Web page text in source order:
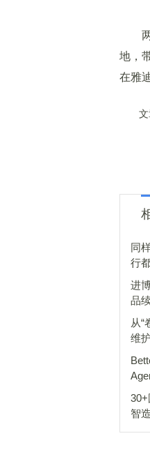
两
地，
在雅
文章
同
行
进
品
从“
维
智